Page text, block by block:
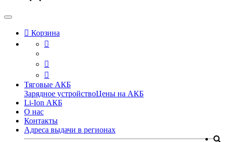
Корзина
Тяговые АКБ
Зарядное устройствоЦены на АКБ
Li-Ion АКБ
О нас
Контакты
Адреса выдачи в регионах